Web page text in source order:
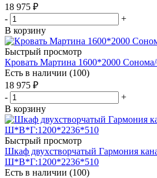
18 975 ₽
-
+
В корзину
Быстрый просмотр
Кровать Мартина 1600*2000
Есть в наличии (100)
18 975 ₽
-
+
В корзину
Быстрый просмотр
Шкаф двухстворчатый Гармония
Ш*В*Г:1200*2236*510
Есть в наличии (100)